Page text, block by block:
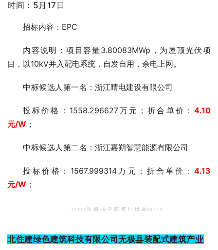
时间：5月17日
招标内容：EPC
内容说明：项目容量3.80083MWp，为屋顶光伏项
目，以10kV并入配电系统，自发自用，余电上网。
中标候选人第一名：浙江晴电建设有限公司
投标价格：1558.296627万元；折合单价： 4.10
元/W ；
中标候选人第二名：浙江嘉朔智慧能源有限公司
投标价格：1567.999314万元；折合单价： 4.13
元/W ；
>>>>>坎 德 拉 学 院 整 理 出 品<<<<<
北住建绿色建筑科技有限公司无极县装配式建筑产业